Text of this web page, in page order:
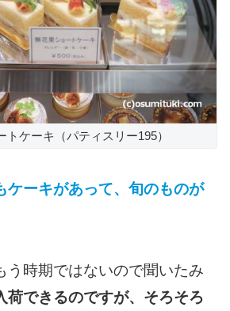
トケーキ（パティスリー195）
ケーキがあって、旬のものが
う時期ではないので聞いたみ
荷できるのですが、そろそろ